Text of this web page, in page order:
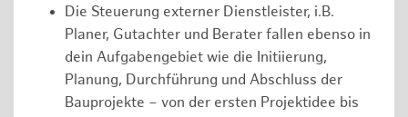
Die Steuerung externer Dienstleister, i.B.
Planer, Gutachter und Berater fallen ebenso in
dein Aufgabengebiet wie die Initiierung,
Planung, Durchführung und Abschluss der
Bauprojekte – von der ersten Projektidee bis